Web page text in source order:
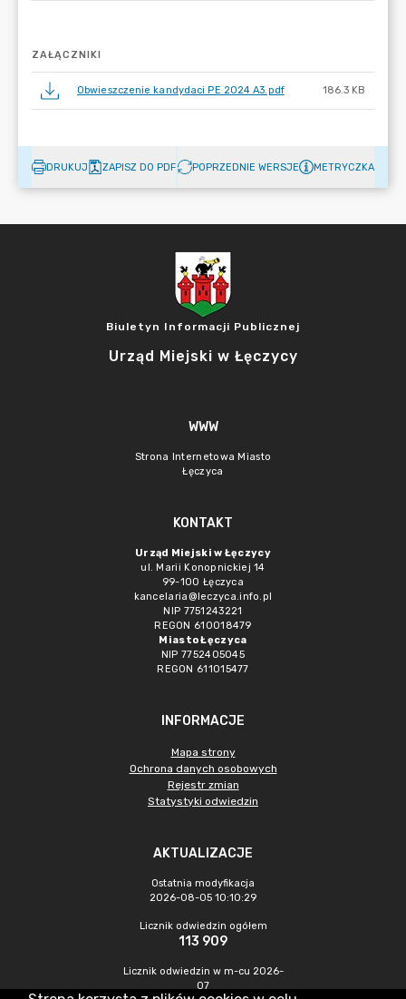
ZAŁĄCZNIKI
Obwieszczenie kandydaci PE 2024 A3.pdf 186.3 KB
DRUKUJ ZAPISZ DO PDF POPRZEDNIE WERSJE METRYCZKA
Biuletyn Informacji Publicznej
Urząd Miejski w Łęczycy
WWW
Strona Internetowa Miasto
Łęczyca
KONTAKT
Urząd Miejski w Łęczycy
ul. Marii Konopnickiej 14
99-100 Łęczyca
kancelaria@leczyca.info.pl
NIP 7751243221
REGON 610018479
Miasto Łęczyca
NIP 7752405045
REGON 611015477
INFORMACJE
Mapa strony
Ochrona danych osobowych
Rejestr zmian
Statystyki odwiedzin
AKTUALIZACJE
Ostatnia modyfikacja
2026-08-05 10:10:29
Licznik odwiedzin ogółem
113 909
Licznik odwiedzin w m-cu 2026-
07